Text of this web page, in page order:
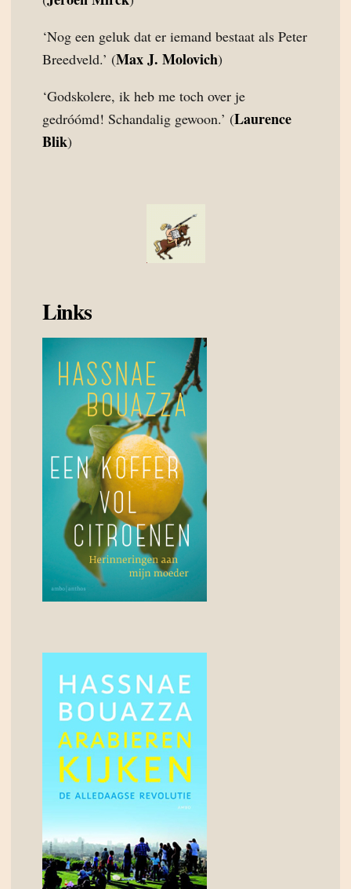
‘Nog een geluk dat er iemand bestaat als Peter
Breedveld.’ (Max J. Molovich)
‘Godskolere, ik heb me toch over je
gedróómd! Schandalig gewoon.’ (Laurence
Blik)
Links